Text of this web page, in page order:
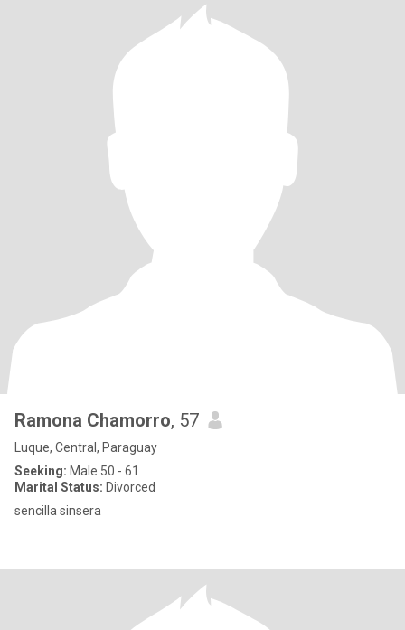
Ramona Chamorro, 57
Luque, Central, Paraguay
Seeking: Male 50 - 61
Marital Status: Divorced
sencilla sinsera